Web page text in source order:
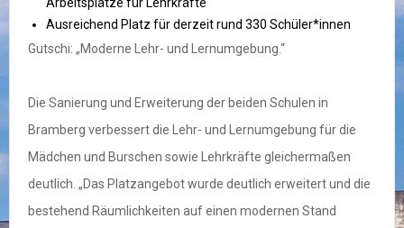
Arbeitsplätze für Lehrkräfte
Ausreichend Platz für derzeit rund 330 Schüler*innen
Gutschi: „Moderne Lehr- und Lernumgebung.“
Die Sanierung und Erweiterung der beiden Schulen in
Bramberg verbessert die Lehr- und Lernumgebung für die
Mädchen und Burschen sowie Lehrkräfte gleichermaßen
deutlich. „Das Platzangebot wurde deutlich erweitert und die
bestehend Räumlichkeiten auf einen modernen Stand